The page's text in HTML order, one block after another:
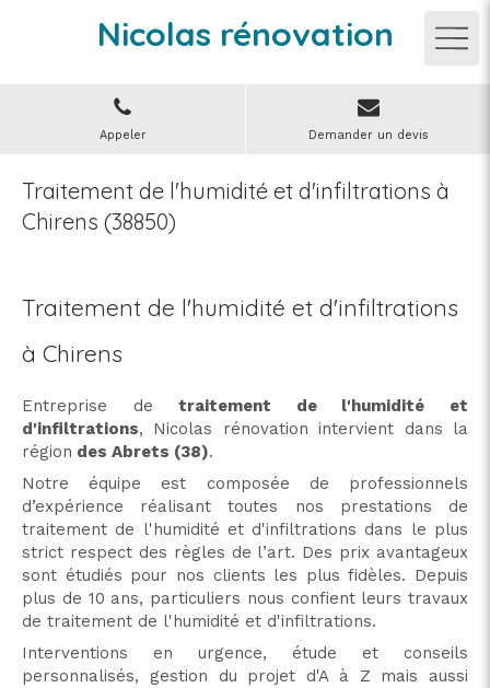
Nicolas rénovation
Appeler Demander un devis
Traitement de l'humidité et d'infiltrations à
Chirens (38850)
Traitement de l'humidité et d'infiltrations
à Chirens
Entreprise detraitement de l'humidité et
d'infiltrations, Nicolas rénovation intervient dans la
région des Abrets (38).
Notre équipe est composée de professionnels
d’expérience réalisant toutes nos prestations de
traitement de l'humidité et d'infiltrations dans le plus
strict respect des règles de l’art. Des prix avantageux
sont étudiés pour nos clients les plus fidèles. Depuis
plus de 10 ans, particuliers nous confient leurs travaux
de traitement de l'humidité et d'infiltrations.
Interventions en urgence, étude et conseils
personnalisés, gestion du projet d'A à Z mais aussi